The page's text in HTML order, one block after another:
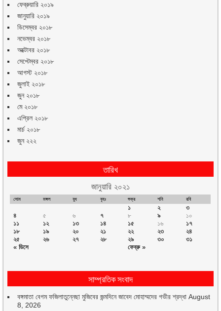
ফেব্রুয়ারি ২০১৯
জানুয়ারি ২০১৯
ডিসেম্বর ২০১৮
নভেম্বর ২০১৮
অক্টোবর ২০১৮
সেপ্টেম্বর ২০১৮
আগস্ট ২০১৮
জুলাই ২০১৮
জুন ২০১৮
মে ২০১৮
এপ্রিল ২০১৮
মার্চ ২০১৮
জুন ২২২
তারিখ
জানুয়ারি ২০২১
সোম মঙ্গল বুধ বৃহঃ শুক্র শনি রবি
« ডিসে ফেব্রু »
১ ২
৩
৪
৫ ৬ ৭ ৮ ৯
১০
১১
১২ ১৩ ১৪ ১৫ ১৬
১৭
১৮
১৯ ২০ ২১ ২২ ২৩
২৪
২৫
২৬ ২৭ ২৮ ২৯ ৩০ ৩১
সাম্প্রতিক সংবাদ
বঙ্গমাতা বেগম ফজিলাতুন্নেছা মুজিবের জন্মদিনে জাবেদ মোহাম্মদের গভীর শ্রদ্ধা August
8, 2026